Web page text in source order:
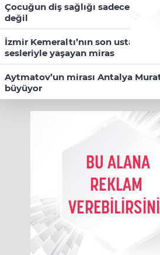
Çocuğun diş sağlığı sadece
değil
İzmir Kemeraltı’nın son ustaları
sesleriyle yaşayan miras
Aytmatov’un mirası Antalya
büyüyor